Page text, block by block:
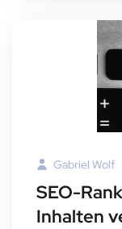
Gabriel Wolf
SEO-
Inhalten